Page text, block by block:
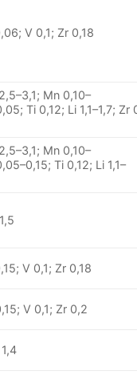
V 0,1; Zr 0,18
Mn 0,10–
Ti 0,12; Li 1,1–1,7; Zr
Mn 0,10–
Ti 0,12; Li 1,1–
V 0,1; Zr 0,18
V 0,1; Zr 0,2